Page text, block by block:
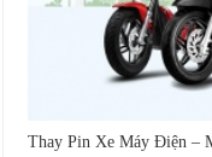
Thay Pin Xe Máy Điện –